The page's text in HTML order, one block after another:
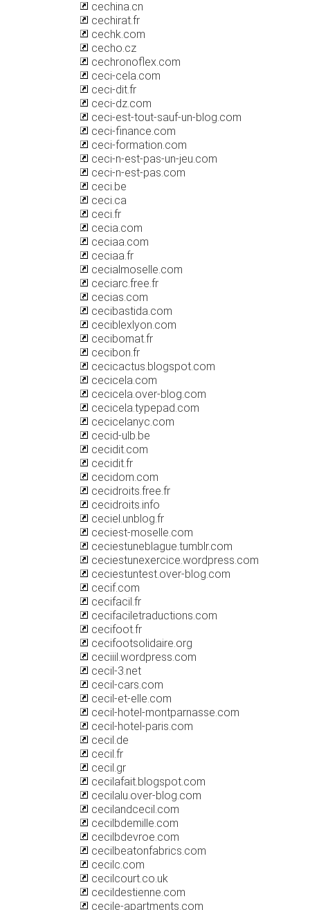
cechina.cn
cechirat.fr
cechk.com
cecho.cz
cechronoflex.com
ceci-cela.com
ceci-dit.fr
ceci-dz.com
ceci-est-tout-sauf-un-blog.com
ceci-finance.com
ceci-formation.com
ceci-n-est-pas-un-jeu.com
ceci-n-est-pas.com
ceci.be
ceci.ca
ceci.fr
cecia.com
ceciaa.com
ceciaa.fr
cecialmoselle.com
ceciarc.free.fr
cecias.com
cecibastida.com
ceciblexlyon.com
cecibomat.fr
cecibon.fr
cecicactus.blogspot.com
cecicela.com
cecicela.over-blog.com
cecicela.typepad.com
cecicelanyc.com
cecid-ulb.be
cecidit.com
cecidit.fr
cecidom.com
cecidroits.free.fr
cecidroits.info
ceciel.unblog.fr
ceciest-moselle.com
ceciestuneblague.tumblr.com
ceciestunexercice.wordpress.com
ceciestuntest.over-blog.com
cecif.com
cecifacil.fr
cecifaciletraductions.com
cecifoot.fr
cecifootsolidaire.org
ceciiil.wordpress.com
cecil-3.net
cecil-cars.com
cecil-et-elle.com
cecil-hotel-montparnasse.com
cecil-hotel-paris.com
cecil.de
cecil.fr
cecil.gr
cecilafait.blogspot.com
cecilalu.over-blog.com
cecilandcecil.com
cecilbdemille.com
cecilbdevroe.com
cecilbeatonfabrics.com
cecilc.com
cecilcourt.co.uk
cecildestienne.com
cecile-apartments.com